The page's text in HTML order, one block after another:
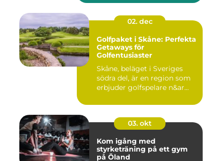
02. dec
Golfpaket i Skåne: Perfekta
Getaways för
Golfentusiaster
Skåne, beläget i Sveriges
södra del, är en region som
erbjuder golfspelare n&ar...
03. okt
Kom igång med
styrketräning på ett gym
på Öland